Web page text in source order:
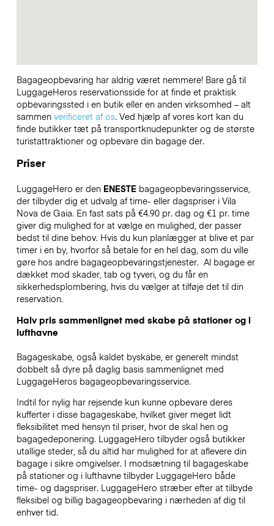
Bagageopbevaring har aldrig været nemmere! Bare gå til
LuggageHeros reservationsside for at finde et praktisk
opbevaringssted i en butik eller en anden virksomhed – alt
sammen verificeret af os. Ved hjælp af vores kort kan du
finde butikker tæt på transportknudepunkter og de største
turistattraktioner og opbevare din bagage der.
Priser
LuggageHero er den ENESTEbagageopbevaringsservice,
der tilbyder dig et udvalg af time- eller dagspriser i Vila
Nova de Gaia. En fast sats på €4.90 pr. dag og €1 pr. time
giver dig mulighed for at vælge en mulighed, der passer
bedst til dine behov. Hvis du kun planlægger at blive et par
timer i en by, hvorfor så betale for en hel dag, som du ville
gøre hos andre bagageopbevaringstjenester. Al bagage er
dækket mod skader, tab og tyveri, og du får en
sikkerhedsplombering, hvis du vælger at tilføje det til din
reservation.
Halv pris sammenlignet med skabe på stationer og i
lufthavne
Bagageskabe, også kaldet byskabe, er generelt mindst
dobbelt så dyre på daglig basis sammenlignet med
LuggageHeros bagageopbevaringsservice.
Indtil for nylig har rejsende kun kunne opbevare deres
kufferter i disse bagageskabe, hvilket giver meget lidt
fleksibilitet med hensyn til priser, hvor de skal hen og
bagagedeponering. LuggageHero tilbyder også butikker
utallige steder, så du altid har mulighed for at aflevere din
bagage i sikre omgivelser. I modsætning til bagageskabe
på stationer og i lufthavne tilbyder LuggageHero både
time- og dagspriser. LuggageHero stræber efter at tilbyde
fleksibel og billig bagageopbevaring i nærheden af dig til
enhver tid.